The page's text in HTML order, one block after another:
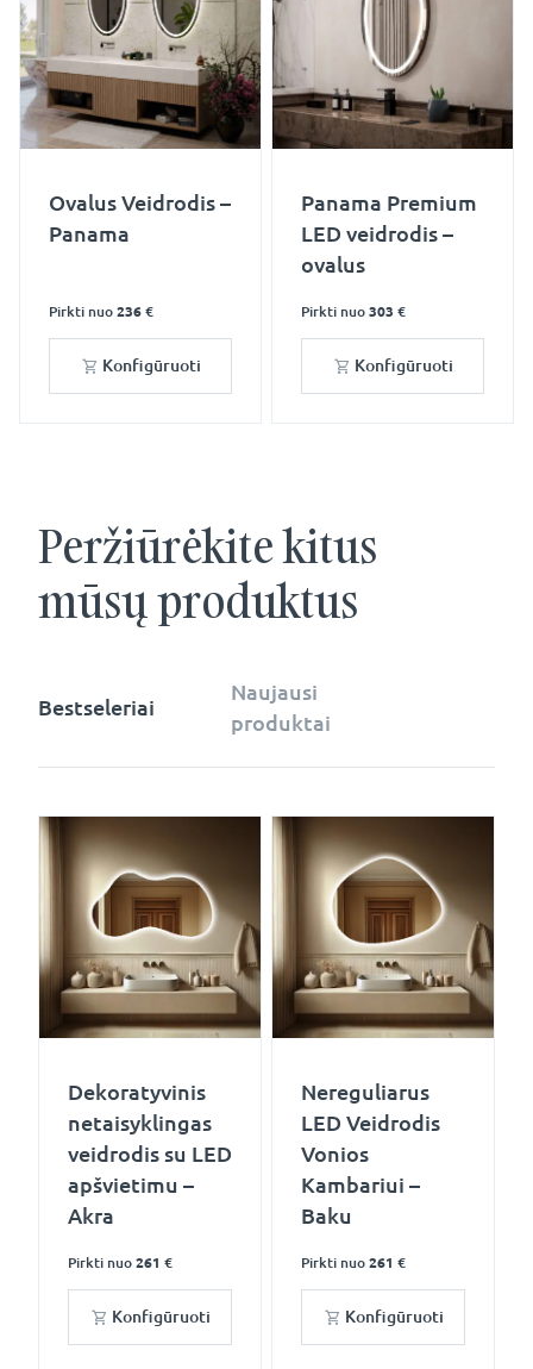
Ovalus Veidrodis –
Panama
Pirkti nuo 236 €
Konfigūruoti
Panama Premium
LED veidrodis –
ovalus
Pirkti nuo 303 €
Konfigūruoti
Peržiūrėkite kitus
mūsų produktus
Bestseleriai
Naujausi
produktai
Dekoratyvinis
netaisyklingas
veidrodis su LED
apšvietimu –
Akra
Pirkti nuo 261 €
Konfigūruoti
Nereguliarus
LED Veidrodis
Vonios
Kambariui –
Baku
Pirkti nuo 261 €
Konfigūruoti